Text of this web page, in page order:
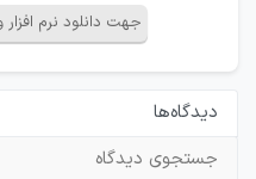
جهت دانلود نرم افزار
دیدگاه‌ها
جستجوی دیدگاه